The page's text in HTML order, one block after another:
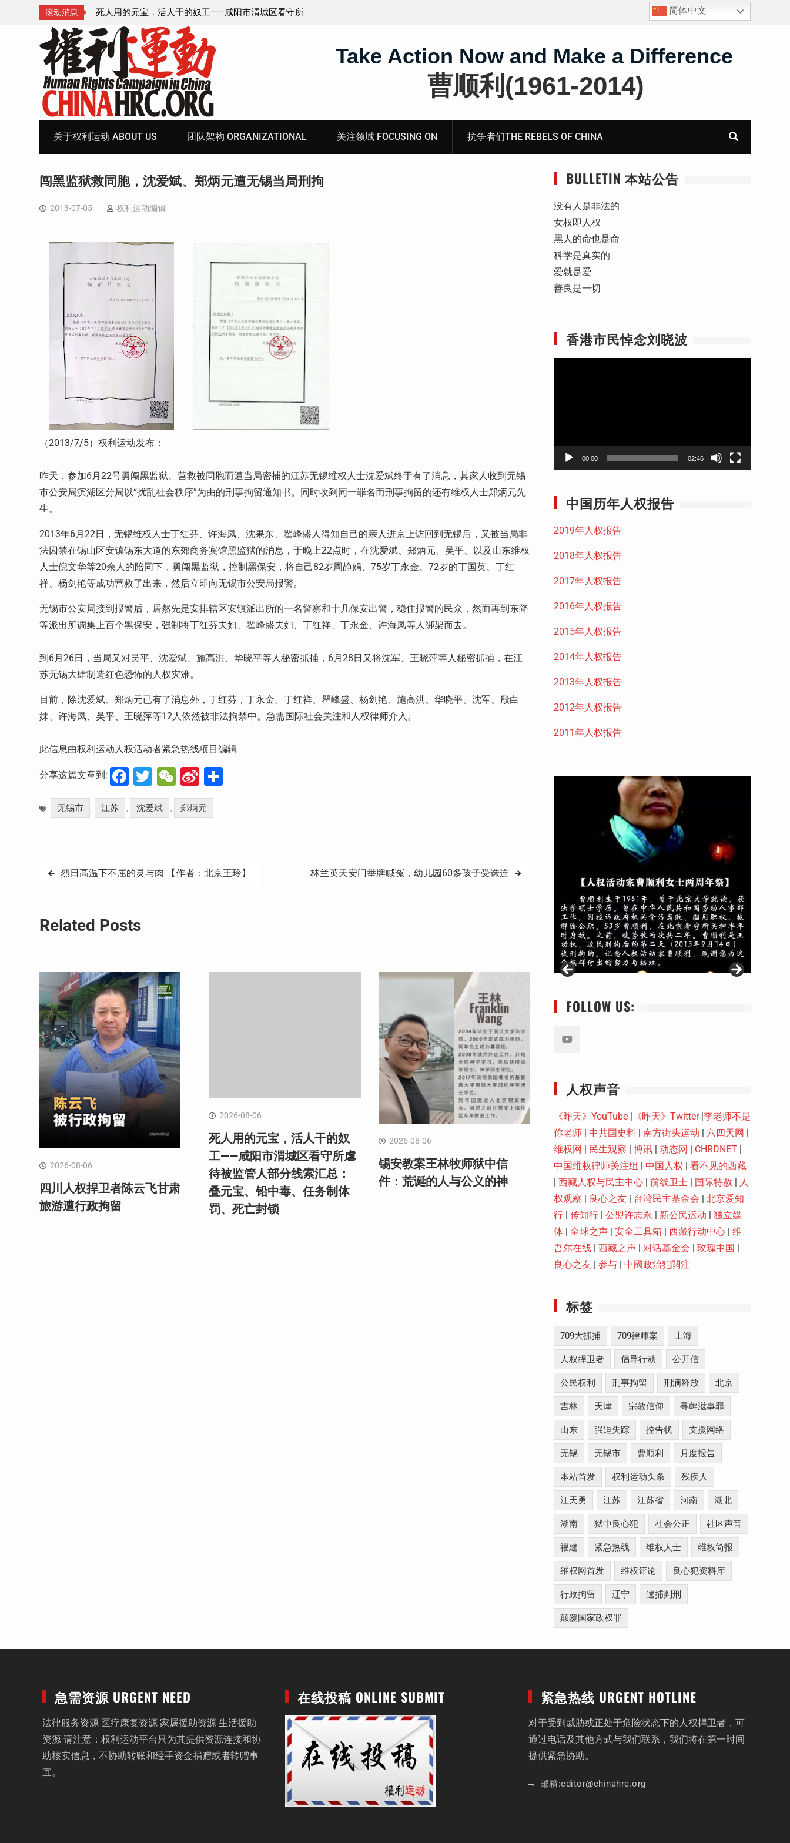
滚动消息
阳市渭城区看守所
宝、铅中毒、任务制
锡安教案王林牧师狱中信件：荒诞的人与公义的神 四川人权捍卫者陈云飞甘肃旅游遭行政拘留
简体中文
Take Action Now and Make a Difference
曹顺利(1961-2014)
关于权利运动 ABOUT US 团队架构 ORGANIZATIONAL 关注领域 FOCUSING ON 抗争者们THE REBELS OF CHINA
闯黑监狱救同胞，沈爱斌、郑炳元遭无锡当局刑拘
2013-07-05 权利运动编辑
（2013/7/5）权利运动发布：
昨天，参加6月 22号勇闯黑监狱、营救被同胞而遭当局密捕的江苏无锡维权人士沈爱斌终于有了消息，其家人收到无锡
市公安局滨湖区分局以“扰乱社会秩序”为由的刑事拘留通知书。同时收到同一罪名而刑事拘留的还有维权人士郑炳元先
生。
2013年6月 22日，无锡维权人士丁红芬、许海凤、沈果东、瞿峰盛人得知自己的亲人进京上访回到无锡后，又被当局非
法囚禁在锡山区安镇锡东大道的东郊商务宾馆黑监狱的消息，于晚上22点时，在沈爱斌、郑炳元、吴平、以及山东维权
人士倪文华等20余人的陪同下，勇闯黑监狱，控制黑保安，将自己82岁周静娟、 75岁丁永金、 72岁的丁国英、丁红
祥、杨剑艳等成功营救了出来，然后立即向无锡市公安局报警。
无锡市公安局接到报警后，居然先是安排辖区安镇派出所的一名警察和十几保安出警，稳住报警的民众，然而再到东降
等派出所调集上百个黑保安，强制将丁红芬夫妇、瞿峰盛夫妇、丁红祥、丁永金、许海凤等人绑架而去。
到 6月 26日，当局又对吴平、沈爱斌、施高洪、华晓平等人秘密抓捕， 6月 28 日又将沈军、王晓萍等人秘密抓捕，在江
苏无锡大肆制造红色恐怖的人权灾难。
目前，除沈爱斌、郑炳元已有了消息外，丁红芬，丁永金、丁红祥、瞿峰盛、杨剑艳、施高洪、华晓平、沈军、殷白
妹、许海凤、吴平、王晓萍等12人依然被非法拘禁中。急需国际社会关注和人权律师介入。
此信息由权利运动人权活动者紧急热线项目编辑
分享这篇文章到: Facebook
Twitter
WeChat
Sina
Weibo
无锡市 , 江苏 , 沈爱斌 , 郑炳元
文
导
烈日高温下不屈的灵与肉 【作者：北京王玲】 林兰英天安门举牌喊冤，幼儿园60多孩子受诛连
Related Posts
2026-08-06
四川人权捍卫者陈云飞甘肃
旅游遭行政拘留
2026-08-06
死人用的元宝，活人干的奴
工——咸阳市渭城区看守所虐
待被监管人部分线索汇总：
叠元宝、铅中毒、任务制体
罚、死亡封锁
2026-08-06
锡安教案王林牧师狱中信
件：荒诞的人与公义的神
BULLETIN 本站公告
没有人是非法的
女权即人权
黑人的命也是命
科学是真实的
爱就是爱
善良是一切
香港市民悼念刘晓波
00:00 02:46
中国历年人权报告
2019年人权报告
2018年人权报告
2017年人权报告
2016年人权报告
2015年人权报告
2014年人权报告
2013年人权报告
2012年人权报告
2011年人权报告
FOLLOW US:
人权声音
《昨天》YouTube | 《昨天》Twitter|李老师不是
你老师 | 中共国史料 | 南方街头运动 | 六四天网 |
维权网 | 民生观察 | 博讯 | 动态网 | CHRDNET |
中国维权律师关注组 | 中国人权 | 看不见的西藏
| 西藏人权与民主中心 | 前线卫士 | 国际特赦 | 人
权观察 | 良心之友 | 台湾民主基金会 | 北京爱知
行 | 传知行 | 公盟许志永 | 新公民运动 | 独立媒
体 | 全球之声 | 安全工具箱 | 西藏行动中心 | 维
吾尔在线 | 西藏之声 | 对话基金会 | 玫瑰中国 |
良心之友 | 参与 | 中國政治犯關注
标签
709大抓捕 709律师案 上海
人权捍卫者 倡导行动 公开信
公民权利 刑事拘留 刑满释放 北京
吉林 天津 宗教信仰 寻衅滋事罪
山东 强迫失踪 控告状 支援网络
无锡 无锡市 曹顺利 月度报告
本站首发 权利运动头条 残疾人
江天勇 江苏 江苏省 河南 湖北
湖南 狱中良心犯 社会公正 社区声音
福建 紧急热线 维权人士 维权简报
维权网首发 维权评论 良心犯资料库
行政拘留 辽宁 逮捕判刑
颠覆国家政权罪
急需资源 URGENT NEED
法律服务资源 医疗康复资源 家属援助资源 生活援助
资源 请注意：权利运动平台只为其提供资源连接和协
助核实信息，不协助转账和经手资金捐赠或者转赠事
宜。
在线投稿 ONLINE SUBMIT 紧急热线 URGENT HOTLINE
对于受到威胁或正处于危险状态下的人权捍卫者，可
通过电话及其他方式与我们联系，我们将在第一时间
提供紧急协助。
邮箱:editor@chinahrc.org